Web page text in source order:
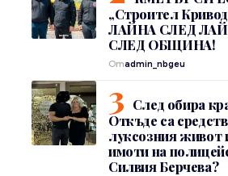
„Строител
ЛАЙНА СЛЕД
СЛЕД ОБЩИНА!
Отadmin_nbgeu
След обира
Откъде са
луксозния живот
имоти на
Силвия Берчева?